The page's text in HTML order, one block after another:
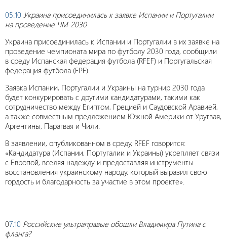
05.10 Украина присоединилась к заявке Испании и Португалии
на проведение ЧМ-2030
Украина присоединилась к Испании и Португалии в их заявке на
проведение чемпионата мира по футболу 2030 года, сообщили
в среду Испанская федерация футбола (RFEF) и Португальская
федерация футбола (FPF).
Заявка Испании, Португалии и Украины на турнир 2030 года
будет конкурировать с другими кандидатурами, такими как
сотрудничество между Египтом, Грецией и Саудовской Аравией,
а также совместным предложением Южной Америки от Уругвая,
Аргентины, Парагвая и Чили.
В заявлении, опубликованном в среду, RFEF говорится:
«Кандидатура (Испании, Португалии и Украины) укрепляет связи
с Европой, вселяя надежду и предоставляя инструменты
восстановления украинскому народу, который выразил свою
гордость и благодарность за участие в этом проекте».
07.10 Российские ультраправые обошли Владимира Путина с
фланга?